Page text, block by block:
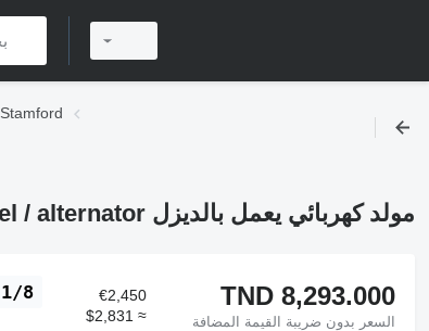
مستعملة مولدات كهربائية تعمل بالديزل Stamford
مولد كهربائي يعمل بالديزل Stamford UC.I224E1 50 kVA generatordeel / alternator
1/8 TND 8,293.000
السعر بدون ضريبة القيمة المضافة
€2,450
≈ $2,831